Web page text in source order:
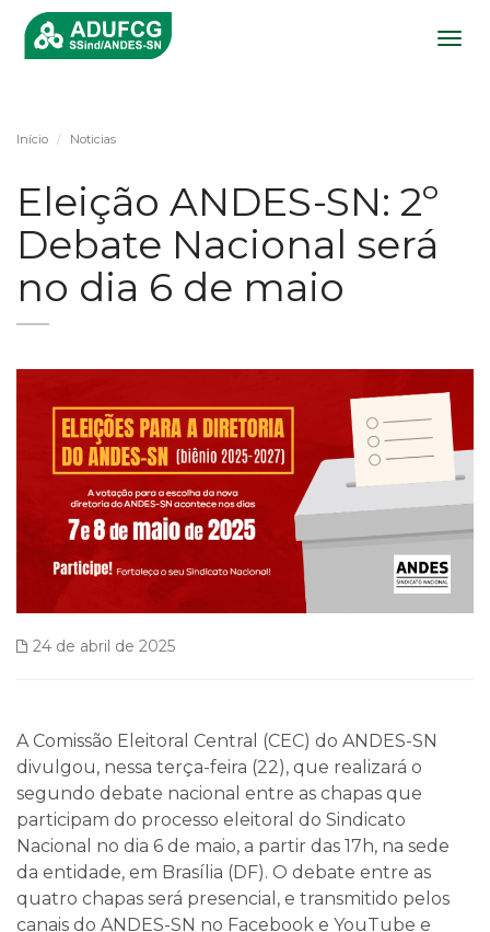
Início Noticias
Eleição ANDES-SN: 2º
Debate Nacional será
no dia 6 de maio
24 de abril de 2025
A Comissão Eleitoral Central (CEC) do ANDES-SN
divulgou, nessa terça-feira (22), que realizará o
segundo debate nacional entre as chapas que
participam do processo eleitoral do Sindicato
Nacional no dia 6 de maio, a partir das 17h, na sede
da entidade, em Brasília (DF). O debate entre as
quatro chapas será presencial, e transmitido pelos
canais do ANDES-SN no Facebook e YouTube e